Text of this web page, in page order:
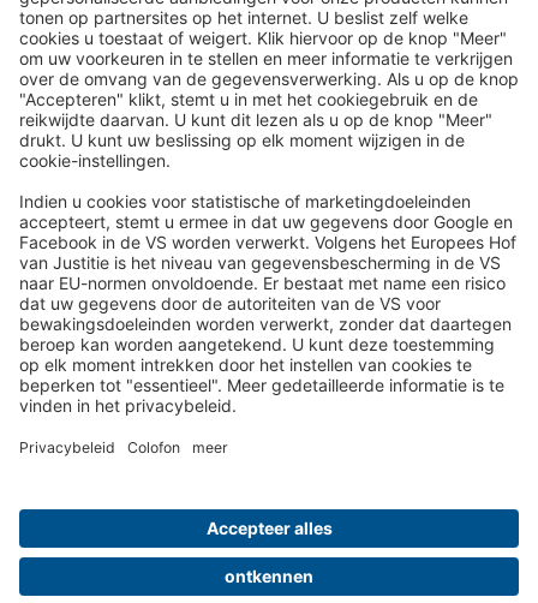
Uitstekend
Reispost per e-mail nieuwsbrief:
Wij sturen u in de toekomst graag onze mooiste reizen per e-
mail toe!
Schrijf je nu in!
Over ons Uw voordelen Contact
Colofon
Privacy- en Cookiebeleid
Cookie-instellingen
Reisverzekering